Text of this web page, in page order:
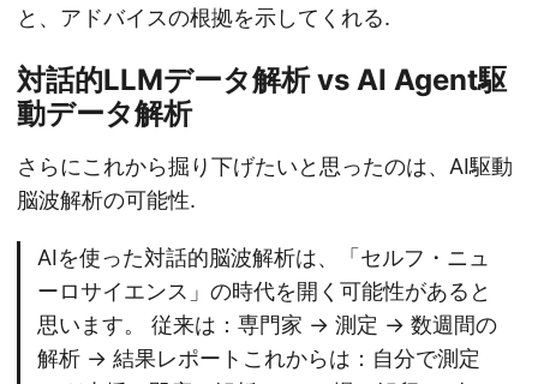
と、アドバイスの根拠を示してくれる.
対話的LLMデータ解析 vs AI Agent駆
動データ解析
さらにこれから掘り下げたいと思ったのは、AI駆動
脳波解析の可能性.
AIを使った対話的脳波解析は、「セルフ・ニュ
ーロサイエンス」の時代を開く可能性があると
思います。 従来は：専門家 → 測定 → 数週間の
解析 → 結果レポートこれからは：自分で測定